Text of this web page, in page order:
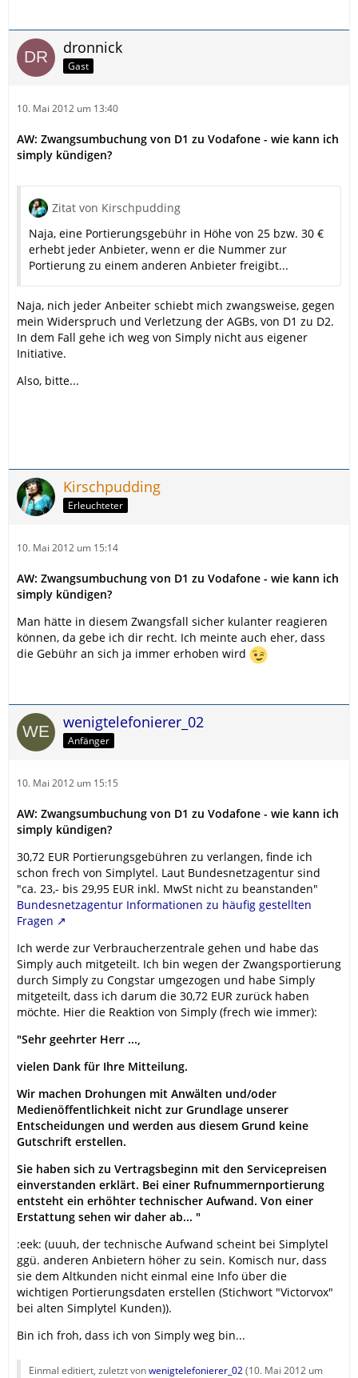
dronnick
Gast
10. Mai 2012 um 13:40
AW: Zwangsumbuchung von D1 zu Vodafone - wie kann ich
simply kündigen?
Zitat von Kirschpudding
Naja, eine Portierungsgebühr in Höhe von 25 bzw. 30 €
erhebt jeder Anbieter, wenn er die Nummer zur
Portierung zu einem anderen Anbieter freigibt...
Naja, nich jeder Anbeiter schiebt mich zwangsweise, gegen
mein Widerspruch und Verletzung der AGBs, von D1 zu D2.
In dem Fall gehe ich weg von Simply nicht aus eigener
Initiative.
Also, bitte...
Kirschpudding
Erleuchteter
10. Mai 2012 um 15:14
AW: Zwangsumbuchung von D1 zu Vodafone - wie kann ich
simply kündigen?
Man hätte in diesem Zwangsfall sicher kulanter reagieren
können, da gebe ich dir recht. Ich meinte auch eher, dass
die Gebühr an sich ja immer erhoben wird
wenigtelefonierer_02
Anfänger
10. Mai 2012 um 15:15
AW: Zwangsumbuchung von D1 zu Vodafone - wie kann ich
simply kündigen?
30,72 EUR Portierungsgebühren zu verlangen, finde ich
schon frech von Simplytel. Laut Bundesnetzagentur sind
"ca. 23,- bis 29,95 EUR inkl. MwSt nicht zu beanstanden"
Bundesnetzagentur Informationen zu häufig gestellten
Fragen
Ich werde zur Verbraucherzentrale gehen und habe das
Simply auch mitgeteilt. Ich bin wegen der Zwangsportierung
durch Simply zu Congstar umgezogen und habe Simply
mitgeteilt, dass ich darum die 30,72 EUR zurück haben
möchte. Hier die Reaktion von Simply (frech wie immer):
"Sehr geehrter Herr ...,
vielen Dank für Ihre Mitteilung.
Wir machen Drohungen mit Anwälten und/oder
Medienöffentlichkeit nicht zur Grundlage unserer
Entscheidungen und werden aus diesem Grund keine
Gutschrift erstellen.
Sie haben sich zu Vertragsbeginn mit den Servicepreisen
einverstanden erklärt. Bei einer Rufnummernportierung
entsteht ein erhöhter technischer Aufwand. Von einer
Erstattung sehen wir daher ab... "
:eek: (uuuh, der technische Aufwand scheint bei Simplytel
ggü. anderen Anbietern höher zu sein. Komisch nur, dass
sie dem Altkunden nicht einmal eine Info über die
wichtigen Portierungsdaten erstellen (Stichwort "Victorvox"
bei alten Simplytel Kunden)).
Bin ich froh, dass ich von Simply weg bin...
Einmal editiert, zuletzt vonwenigtelefonierer_02(10. Mai 2012 um